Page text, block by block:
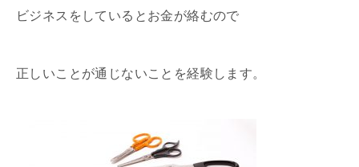
ビジネスをしているとお金が絡むので
正しいことが通じないことを経験します。